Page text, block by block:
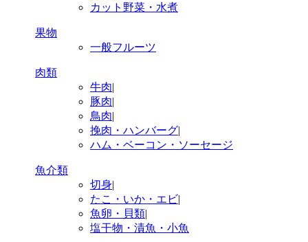
カット野菜・水煮
果物
一般フルーツ
肉類
牛肉|
豚肉|
鳥肉|
挽肉・ハンバーグ|
ハム・ベーコン・ソーセージ
魚介類
切身|
たこ・いか・エビ|
魚卵・貝類|
塩干物・漬魚・小魚